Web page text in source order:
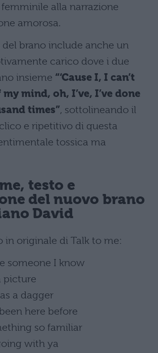
alla narrazione
amorosa.
del brano include anche un
carico dove i due
insieme “‘Cause I, I can’t
mind, oh, I’ve, I’ve done
times”, sottolineando il
e ripetitivo di questa
tossica ma
testo e
del nuovo brano
David
in originale di Talk to me:
someone I know
picture
a dagger
here before
so familiar
with ya